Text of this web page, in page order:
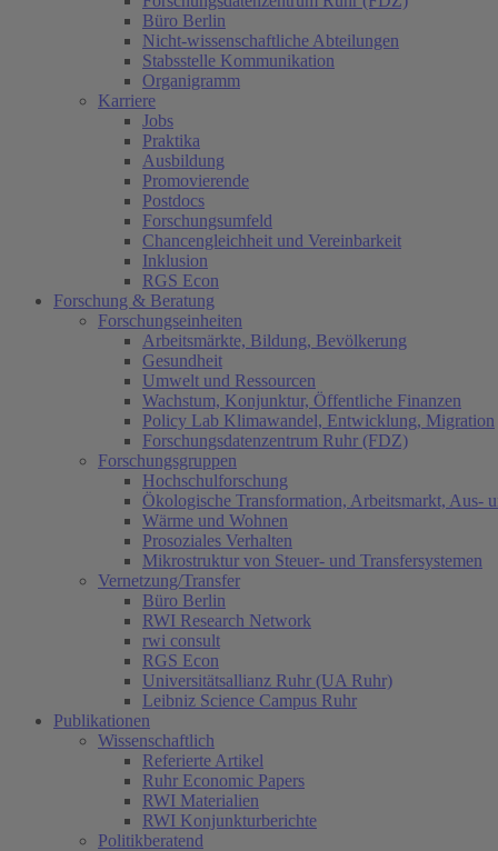
Büro Berlin
Nicht-wissenschaftliche Abteilungen
Stabsstelle Kommunikation
Organigramm
Karriere
Jobs
Praktika
Ausbildung
Promovierende
Postdocs
Forschungsumfeld
Chancengleichheit und Vereinbarkeit
Inklusion
RGS Econ
Forschung & Beratung
Forschungseinheiten
Arbeitsmärkte, Bildung, Bevölkerung
Gesundheit
Umwelt und Ressourcen
Wachstum, Konjunktur, Öffentliche Finanzen
Policy Lab Klimawandel, Entwicklung, Migration
Forschungsdatenzentrum Ruhr (FDZ)
Forschungsgruppen
Hochschulforschung
Ökologische Transformation, Arbeitsmarkt, Aus-
Wärme und Wohnen
Prosoziales Verhalten
Mikrostruktur von Steuer- und Transfersystemen
Vernetzung/Transfer
Büro Berlin
RWI Research Network
rwi consult
RGS Econ
Universitätsallianz Ruhr (UA Ruhr)
Leibniz Science Campus Ruhr
Publikationen
Wissenschaftlich
Referierte Artikel
Ruhr Economic Papers
RWI Materialien
RWI Konjunkturberichte
Politikberatend